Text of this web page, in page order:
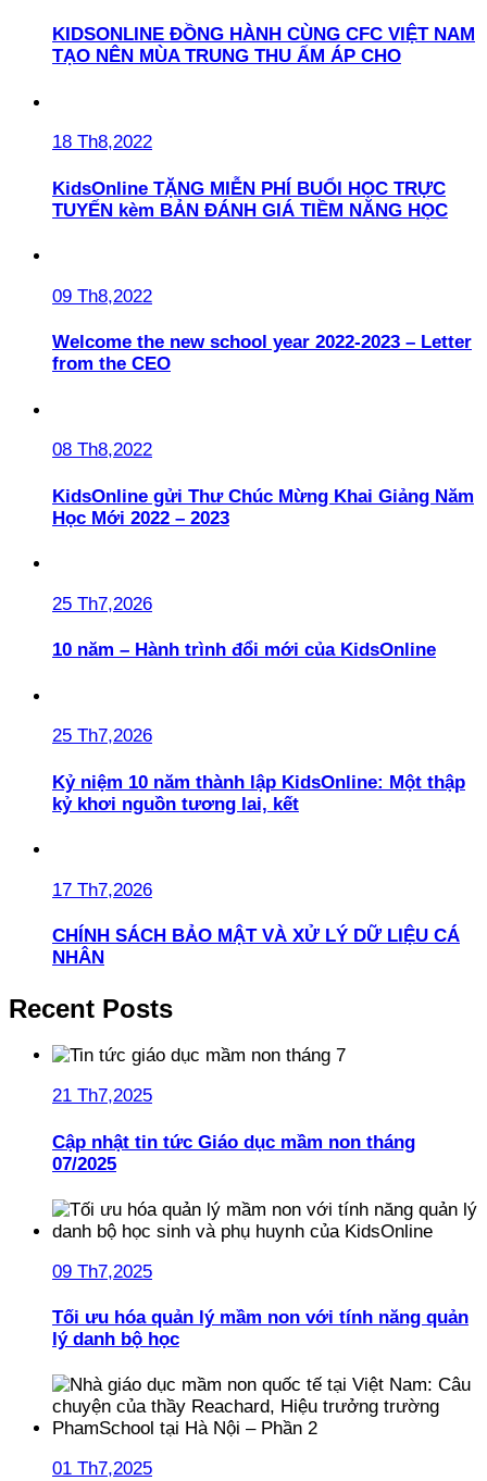
KIDSONLINE ĐỒNG HÀNH CÙNG CFC VIỆT NAM
TẠO NÊN MÙA TRUNG THU ẤM ÁP CHO
18 Th8,2022
KidsOnline TẶNG MIỄN PHÍ BUỔI HỌC TRỰC
TUYẾN kèm BẢN ĐÁNH GIÁ TIỀM NĂNG HỌC
09 Th8,2022
Welcome the new school year 2022-2023 – Letter
from the CEO
08 Th8,2022
KidsOnline gửi Thư Chúc Mừng Khai Giảng Năm
Học Mới 2022 – 2023
25 Th7,2026
10 năm – Hành trình đổi mới của KidsOnline
25 Th7,2026
Kỷ niệm 10 năm thành lập KidsOnline: Một thập
kỷ khơi nguồn tương lai, kết
17 Th7,2026
CHÍNH SÁCH BẢO MẬT VÀ XỬ LÝ DỮ LIỆU CÁ
NHÂN
Recent Posts
21 Th7,2025
Cập nhật tin tức Giáo dục mầm non tháng
07/2025
09 Th7,2025
Tối ưu hóa quản lý mầm non với tính năng quản
lý danh bộ học
01 Th7,2025